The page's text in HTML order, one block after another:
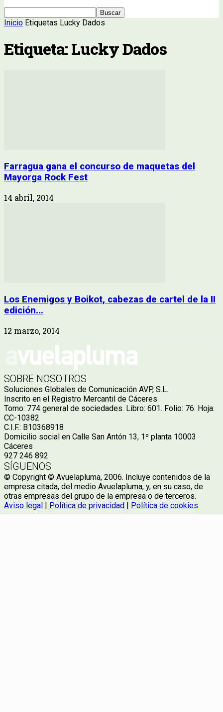
Inicio Etiquetas Lucky Dados
Etiqueta: Lucky Dados
Farragua gana el concurso de maquetas del
Mayorga Rock Fest
14 abril, 2014
Los Enemigos y Boikot, cabezas de cartel de la II
edición...
12 marzo, 2014
SOBRE NOSOTROS
Soluciones Globales de Comunicación AVP, S.L.
Inscrito en el Registro Mercantil de Cáceres
Tomo: 774 general de sociedades. Libro: 601. Folio: 76. Hoja:
CC-10382
C.I.F.: B10368918
Domicilio social en Calle San Antón 13, 1º planta 10003
Cáceres
927 246 892
SÍGUENOS
© Copyright © Avuelapluma, 2006. Incluye contenidos de la
empresa citada, del medio Avuelapluma, y, en su caso, de
otras empresas del grupo de la empresa o de terceros.
Aviso legal | Política de privacidad | Política de cookies